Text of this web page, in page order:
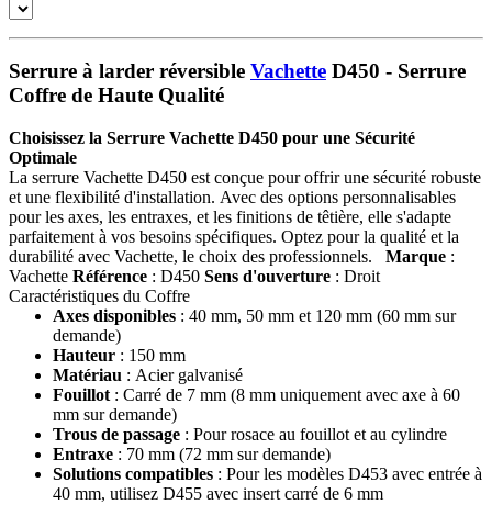
Serrure à larder réversible Vachette D450 - Serrure
Coffre de Haute Qualité
Choisissez la Serrure Vachette D450 pour une Sécurité
Optimale
La serrure Vachette D450 est conçue pour offrir une sécurité robuste
et une flexibilité d'installation. Avec des options personnalisables
pour les axes, les entraxes, et les finitions de têtière, elle s'adapte
parfaitement à vos besoins spécifiques. Optez pour la qualité et la
Marque :
Vachette Référence : D450 Sens d'ouverture : Droit
Caractéristiques du Coffre
Axes disponibles : 40 mm, 50 mm et 120 mm (60 mm sur
demande)
Hauteur : 150 mm
Matériau : Acier galvanisé
Fouillot : Carré de 7 mm (8 mm uniquement avec axe à 60
mm sur demande)
Trous de passage : Pour rosace au fouillot et au cylindre
Entraxe : 70 mm (72 mm sur demande)
Solutions compatibles : Pour les modèles D453 avec entrée à
40 mm, utilisez D455 avec insert carré de 6 mm